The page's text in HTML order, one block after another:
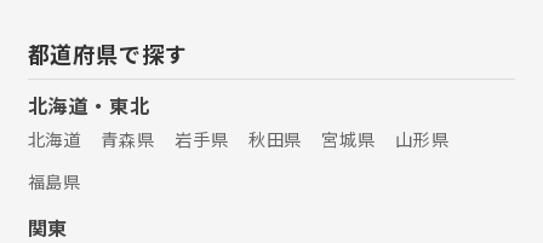
都道府県で探す
北海道・東北
北海道 青森県 岩手県 秋田県 宮城県
山形県
福島県
関東